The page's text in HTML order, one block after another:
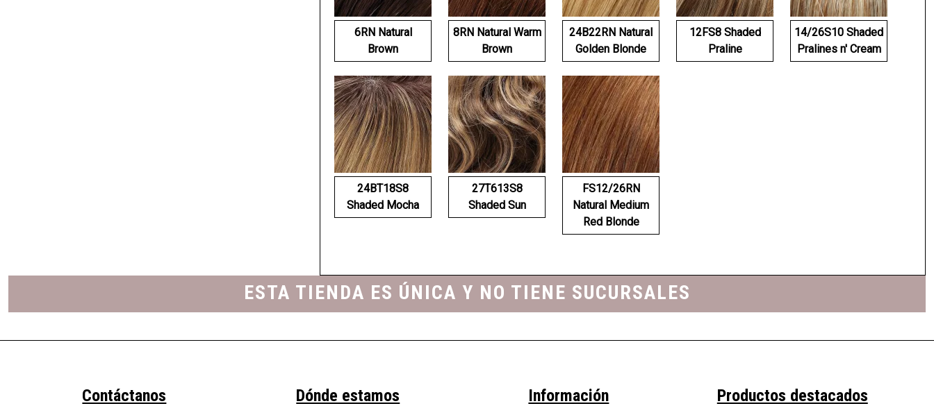
6RN Natural
Brown
8RN Natural Warm
Brown
24B22RN Natural
Golden Blonde
12FS8 Shaded
Praline
14/26S10 Shaded
Pralines n' Cream
24BT18S8
Shaded Mocha
27T613S8
Shaded Sun
FS12/26RN
Natural Medium
Red Blonde
ESTA TIENDA ES ÚNICA Y NO TIENE SUCURSALES
Contáctanos Dónde estamos Información Productos destacados